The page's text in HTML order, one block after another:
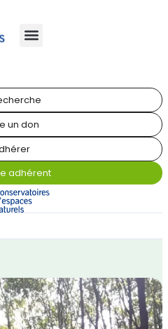
un don
adhérent